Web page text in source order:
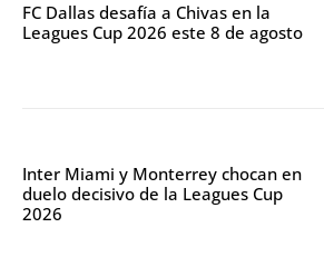
FC Dallas desafía a Chivas en la
Leagues Cup 2026 este 8 de agosto
Inter Miami y Monterrey chocan en
duelo decisivo de la Leagues Cup
2026